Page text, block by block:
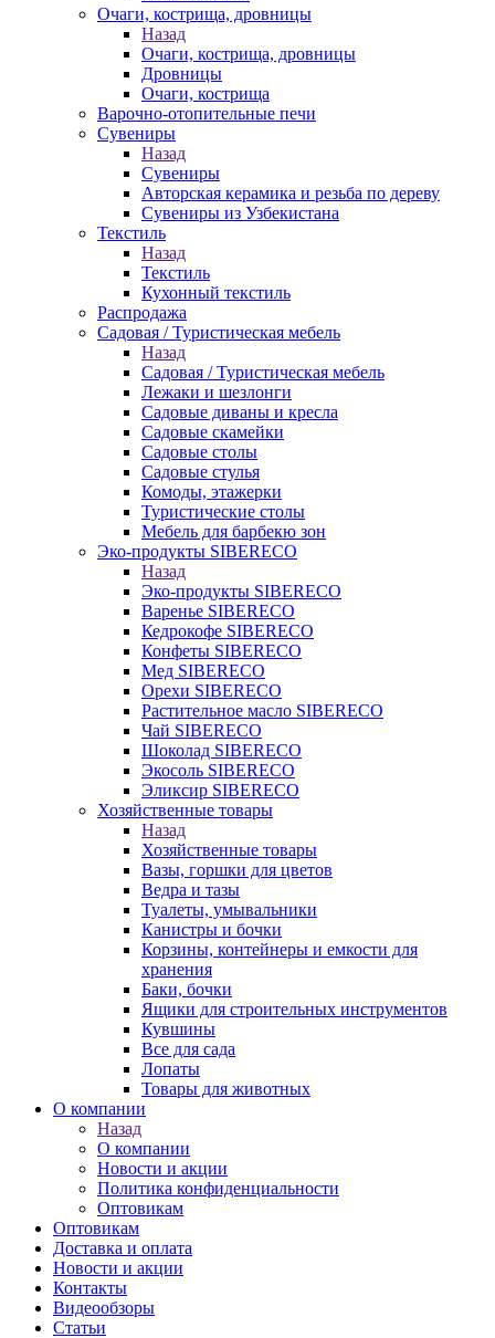
Очаги, кострища, дровницы
Назад
Очаги, кострища, дровницы
Дровницы
Очаги, кострища
Варочно-отопительные печи
Сувениры
Назад
Сувениры
Авторская керамика и резьба по дереву
Сувениры из Узбекистана
Текстиль
Назад
Текстиль
Кухонный текстиль
Распродажа
Садовая / Туристическая мебель
Назад
Садовая / Туристическая мебель
Лежаки и шезлонги
Садовые диваны и кресла
Садовые скамейки
Садовые столы
Садовые стулья
Комоды, этажерки
Туристические столы
Мебель для барбекю зон
Эко-продукты SIBERECO
Назад
Эко-продукты SIBERECO
Варенье SIBERECO
Кедрокофе SIBERECO
Конфеты SIBERECO
Мед SIBERECO
Орехи SIBERECO
Растительное масло SIBERECO
Чай SIBERECO
Шоколад SIBERECO
Экосоль SIBERECO
Эликсир SIBERECO
Хозяйственные товары
Назад
Хозяйственные товары
Вазы, горшки для цветов
Ведра и тазы
Туалеты, умывальники
Канистры и бочки
Корзины, контейнеры и емкости для
хранения
Баки, бочки
Ящики для строительных инструментов
Кувшины
Все для сада
Лопаты
Товары для животных
О компании
Назад
О компании
Новости и акции
Политика конфиденциальности
Оптовикам
Оптовикам
Доставка и оплата
Новости и акции
Контакты
Видеообзоры
Статьи